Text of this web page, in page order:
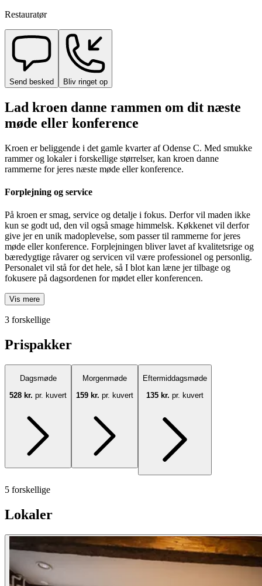
Restauratør
Send besked Bliv ringet op
Lad kroen danne rammen om dit næste
møde eller konference
Kroen er beliggende i det gamle kvarter af Odense C. Med smukke
rammer og lokaler i forskellige størrelser, kan kroen danne
rammerne for jeres næste møde eller konference.
Forplejning og service
På kroen er smag, service og detalje i fokus. Derfor vil maden ikke
kun se godt ud, den vil også smage himmelsk. Køkkenet vil derfor
give jer en unik madoplevelse, som passer til rammerne for jeres
møde eller konference. Forplejningen bliver lavet af kvalitetsrige og
bæredygtige råvarer og servicen vil være professionel og personlig.
Personalet vil stå for det hele, så I blot kan læne jer tilbage og
fokusere på dagsordenen for mødet eller konferencen.
Vis mere
3 forskellige
Prispakker
Dagsmøde
528 kr. pr. kuvert
Morgenmøde
159 kr. pr. kuvert
Eftermiddagsmøde
135 kr. pr. kuvert
5 forskellige
Lokaler